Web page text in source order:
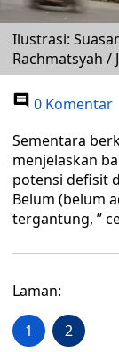
Ilustrasi:
Rachmatsyah /
0 Komentar
Sementara
menjelaskan
potensi defisit
Belum (belum
tergantung, ”
Laman:
1 2